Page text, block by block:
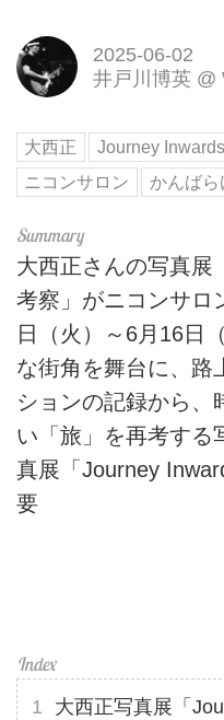
2025-06-02
井戸川博英 @
大西正 Journey
ニコンサロン
かんばら
大西正さんの写真展
考察」がニコンサロ
日（火）～6月16日
な街角を舞台に、路
ションの記録から、
い「旅」を再考する
真展「Journey
要
大西正写真展「